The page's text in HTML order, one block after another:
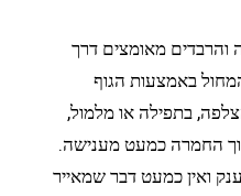
והרבדים מאומצים דרך
באמצעות הגוף
בתפילה או מלמול,
החמרה כמעט מענישה.
ואין כמעט דבר שמאייר